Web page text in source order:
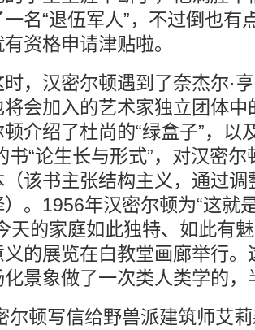
名“退伍军人”，不过倒也有
资格申请津贴啦。
，汉密尔顿遇到了奈杰尔·
会加入的艺术家独立团体
介绍了杜尚的“绿盒子”，以
书“论生长与形式”，对汉密
该书主张结构主义，通过
。1956年汉密尔顿为“这就
天的家庭如此独特、如此有
的展览在白教堂画廊举行
景象做了一次类人类学的
尔顿写信给野兽派建筑师艾